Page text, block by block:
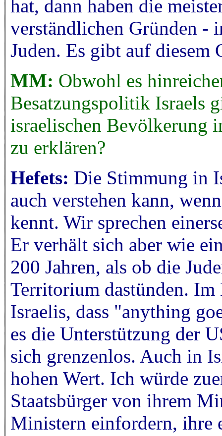
hat, dann haben die
verständlichen Gründen -
Juden. Es gibt auf diesem
MM: Obwohl es
Besatzungspolitik Israels
israelischen Bevölkerung
zu erklären?
Hefets: Die Stimmung in
auch verstehen kann,
kennt. Wir sprechen
Er verhält sich aber wie
200 Jahren, als ob die
Territorium dastünden.
Israelis, dass "anything
es die Unterstützung der
sich grenzenlos. Auch in
hohen Wert. Ich würde
Staatsbürger von ihrem
Ministern einfordern, ihre